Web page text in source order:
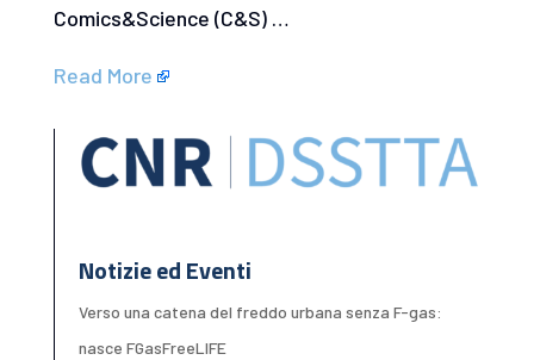
Comics&Science (C&S) …
Read More
Notizie ed Eventi
Verso una catena del freddo urbana senza F-gas:
nasce FGasFreeLIFE